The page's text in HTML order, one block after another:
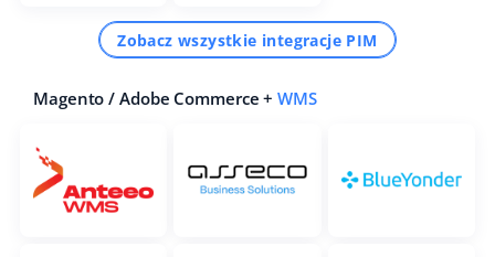
Zobacz wszystkie integracje PIM
Magento / Adobe Commerce +WMS